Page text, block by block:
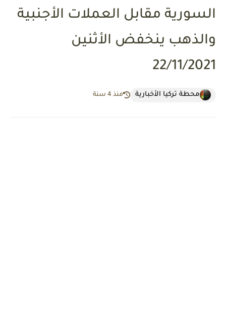
السورية مقابل العملات الأجنبية
والذهب ينخفض الأثنين
22/11/2021
محطة تركيا الأخبارية منذ 4 سنة